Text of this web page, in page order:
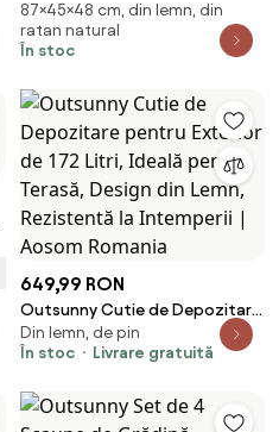
masiv de ulm cu șezut și spătar
împletit din ratan, 87x45x48
cm, „Paillasse"
87×45×48 cm, din lemn, din
ratan natural
În stoc
649,99 RON
Outsunny Cutie de Depozitare
pentru Exterior de 172 Litri,
Ideală pentru Terasă, Design
Intemperii | Aosom Romania
Din lemn, de pin
În stoc
Livrare gratuită